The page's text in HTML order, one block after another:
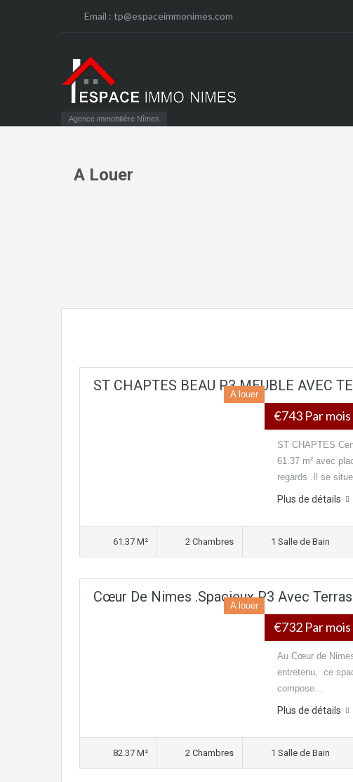
Email : tp@espaceimmonimes.com
Agence immobilière Nîmes
A Louer
ST CHAPTES BEAU P3 MEUBLE AVEC
A louer
€743 Par mois
ST CHAPTES
61.37 m² avec
regards .Il se
Plus de détails
61.37 M² 2 Chambres 1 Salle de Bain
Cœur De Nimes .Spacieux P3 Avec
A louer
€732 Par mois
Au Cœur de
entretenu, ce
compose…
Plus de détails
82.37 M² 2 Chambres 1 Salle de Bain